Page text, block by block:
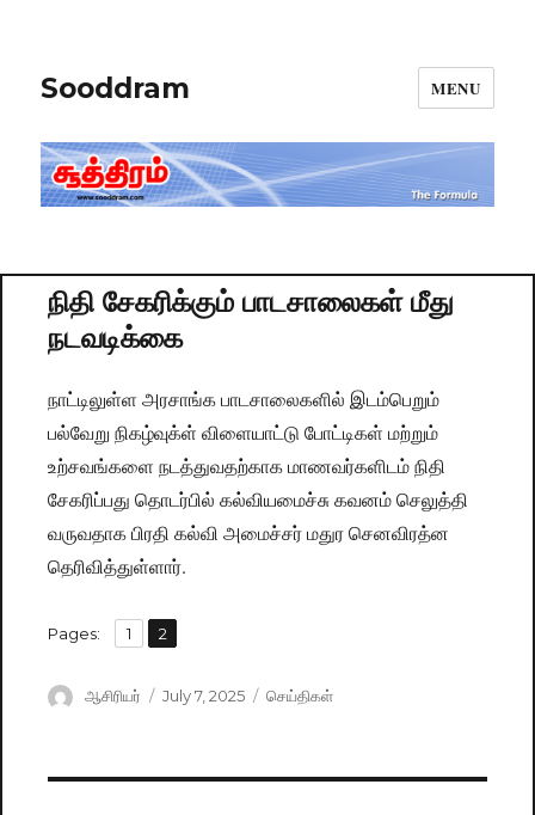
Sooddram MENU
நிதி சேகரிக்கும் பாடசாலைகள் மீது
நடவடிக்கை
நாட்டிலுள்ள அரசாங்க பாடசாலைகளில் இடம்பெறும்
பல்வேறு நிகழ்வுக்ள் விளையாட்டு போட்டிகள் மற்றும்
உற்சவங்களை நடத்துவதற்காக மாணவர்களிடம் நிதி
சேகரிப்பது தொடர்பில் கல்வியமைச்சு கவனம் செலுத்தி
வருவதாக பிரதி கல்வி அமைச்சர் மதுர செனவிரத்ன
தெரிவித்துள்ளார்.
Pages: Page
1 ,
Page
2
Author
ஆசிரியர்
Posted
July 7, 2025 Categories
செய்திகள்